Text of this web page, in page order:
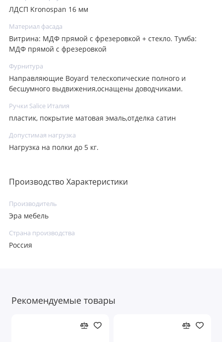
ЛДСП Kronospan 16 мм
Материал фасада
Витрина: МДФ прямой с фрезеровкой + стекло. Тумба:
МДФ прямой с фрезеровкой
Фурнитура
Направляющие Boyard телескопические полного и
бесшумного выдвижения,оснащены доводчиками.
Ручки Salice Италия
пластик, покрытие матовая эмаль,отделка сатин
Допустимая нагрузка
Нагрузка на полки до 5 кг.
Производство Характеристики
Производитель
Эра мебель
Страна производства
Россия
Рекомендуемые товары